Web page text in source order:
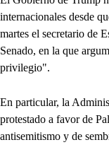
internacionales desde
martes el secretario de
Senado, en la que
privilegio".
En particular, la
protestado a favor de
antisemitismo y de